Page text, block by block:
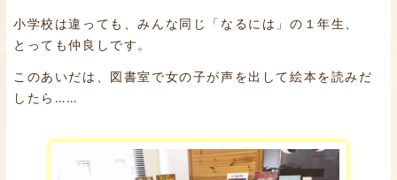
小学校は違っても、みんな同じ「なるには」の１年生、
とっても仲良しです。
このあいだは、図書室で女の子が声を出して絵本を読みだ
したら……